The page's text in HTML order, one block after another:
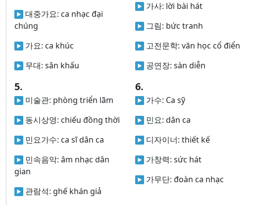
대중가요: ca nhạc đại
chúng
가요: ca khúc
무대: sân khấu
가사: lời bài hát
그림: bức tranh
고전문학: văn học cổ điển
공연장: sàn diễn
5.
미술관: phòng triển lãm
동시상영: chiếu đồng thời
민요가수: ca sĩ dân ca
민속음악: âm nhạc dân
gian
관람석: ghế khán giả
6.
가수: Ca sỹ
민요: dân ca
디자이너: thiết kế
가창력: sức hát
가무단: đoàn ca nhạc